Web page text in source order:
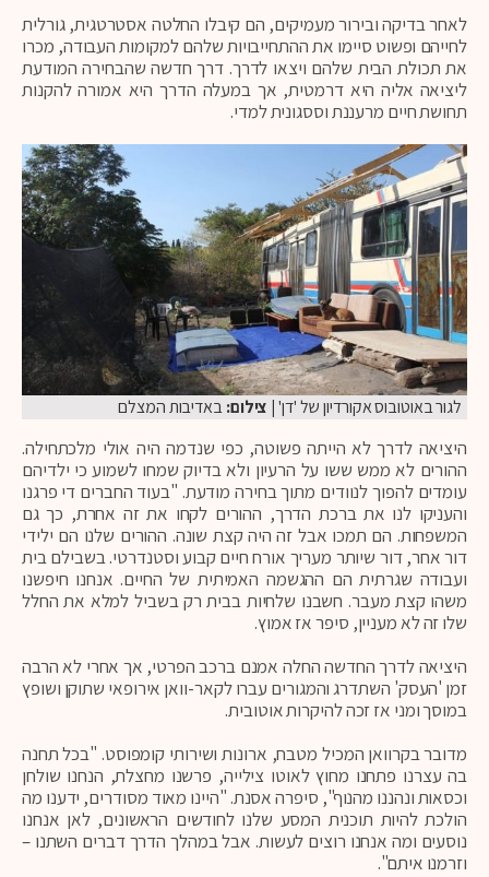
לאחר בדיקה ובירור מעמיקים, הם קיבלו החלטה אסטרטגית, גורלית
לחייהם ופשוט סיימו את ההתחייבויות שלהם למקומות העבודה, מכרו
את תכולת הבית שלהם ויצאו לדרך. דרך חדשה שהבחירה המודעת
ליציאה אליה היא דרמטית, אך במעלה הדרך היא אמורה להקנות
תחושת חיים מרעננת וססגונית למדי.
לגור באוטובוס אקורדיון של 'דן'| צילום:באדיבות המצלם
היציאה לדרך לא הייתה פשוטה, כפי שנדמה היה אולי מלכתחילה.
ההורים לא ממש ששו על הרעיון ולא בדיוק שמחו לשמוע כי ילדיהם
עומדים להפוך לנוודים מתוך בחירה מודעת. "בעוד החברים די פרגנו
והעניקו לנו את ברכת הדרך, ההורים לקחו את זה אחרת, כך גם
המשפחות. הם תמכו אבל זה היה קצת שונה. ההורים שלנו הם ילידי
דור אחר, דור שיותר מעריך אורח חיים קבוע וסטנדרטי. בשבילם בית
ועבודה שגרתית הם ההגשמה האמיתית של החיים. אנחנו חיפשנו
משהו קצת מעבר. חשבנו שלחיות בבית רק בשביל למלא את החלל
שלו זה לא מעניין, סיפר אז אמוץ.
היציאה לדרך החדשה החלה אמנם ברכב הפרטי, אך אחרי לא הרבה
זמן 'העסק' השתדרג והמגורים עברו לקאר-וואן אירופאי שתוקן ושופץ
במוסך ומני אז זכה להיקרות אוטובית.
מדובר בקרוואן המכיל מטבח, ארונות ושירותי קומפוסט. "בכל תחנה
בה עצרנו פתחנו מחוץ לאוטו צילייה, פרשנו מחצלת, הנחנו שולחן
וכסאות ונהננו מהנוף", סיפרה אסנת. "היינו מאוד מסודרים, ידענו מה
הולכת להיות תוכנית המסע שלנו לחודשים הראשונים, לאן אנחנו
נוסעים ומה אנחנו רוצים לעשות. אבל במהלך הדרך דברים השתנו –
וזרמנו איתם".